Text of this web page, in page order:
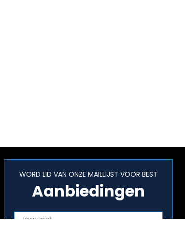
WORD LID VAN ONZE MAILLIJST VOOR BEST
Aanbiedingen